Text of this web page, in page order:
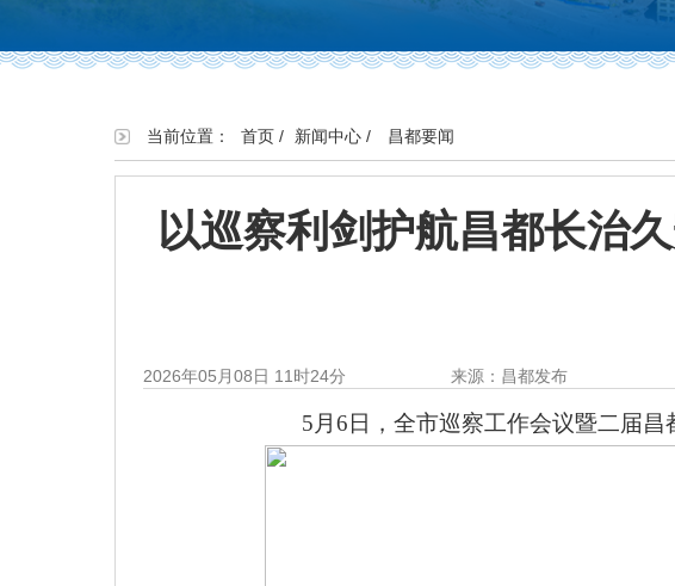
当前位置： 首页 / 新闻中心 / 昌都要闻
以巡察利剑护航昌都长治
2026年05月08日 11时24分 来源：昌都发布
5月6日，全市巡察工作会议暨二届